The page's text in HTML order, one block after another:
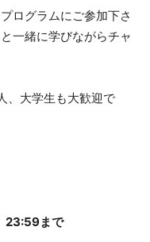
ログラムにご参加下さ
一緒に学びながらチャ
、大学生も大歓迎で
23:59まで